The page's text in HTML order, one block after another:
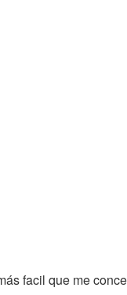
facil que me